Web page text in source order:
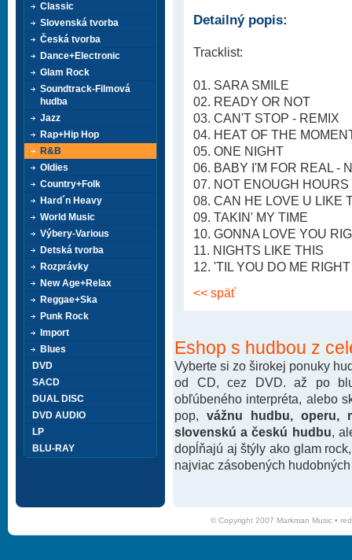
Detailný popis:
Tracklist:
01. SARA SMILE
02. READY OR NOT
03. CAN'T STOP - REMIX
04. HEAT OF THE
05. ONE NIGHT
06. BABY I'M FOR REAL -
07. NOT ENOUGH
08. CAN HE LOVE U LIKE
09. TAKIN' MY TIME
10. GONNA LOVE YOU
11. NIGHTS LIKE THIS
12. 'TIL YOU DO ME RIGHT
<< späť
Eshop s hudbou z
Vyberte si zo širokej ponuky
od CD, cez DVD. až po
obľúbeného interpréta, alebo
pop, vážnu hudbu, operu,
slovenskú a českú hudbu ,
dopĺňajú aj štýly ako glam
najviac zásobených
Classic
Slovenská tvorba
Česká tvorba
Dance+Electronic
Glam Rock
Soundtrack-Filmová
hudba
Jazz
Rap+Hip Hop
R&B
Oldies
Country+Folk
Hard´n Heavy
World Music
Výbery-Various
Detská tvorba
Rozprávky
New Age+Relax
Reggae+Ska
Punk Rock
Import
Blues
DVD
SACD
DUAL DISC
DVD AUDIO
LP
BLU-RAY
© Copyright 2007 Markman Music •